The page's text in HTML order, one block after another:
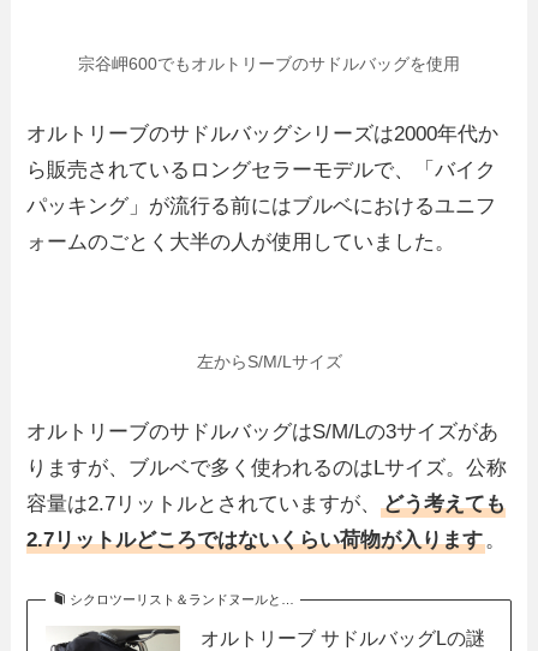
宗谷岬600でもオルトリーブのサドルバッグを使用
オルトリーブのサドルバッグシリーズは2000年代か
ら販売されているロングセラーモデルで、「バイク
パッキング」が流行る前にはブルベにおけるユニフ
ォームのごとく大半の人が使用していました。
左からS/M/Lサイズ
オルトリーブのサドルバッグはS/M/Lの3サイズがあ
りますが、ブルベで多く使われるのはLサイズ。公称
容量は2.7リットルとされていますが、どう考えても
2.7リットルどころではないくらい荷物が入ります。
シクロツーリスト＆ランドヌールと…
オルトリーブ サドルバッグLの謎